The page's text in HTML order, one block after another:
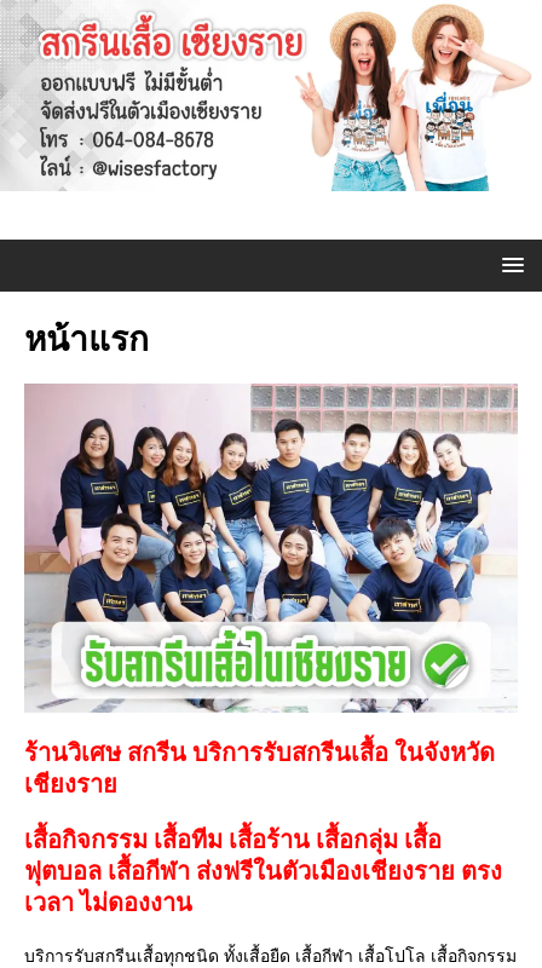
หน้าแรก
ร้านวิเศษ สกรีน บริการรับสกรีนเสื้อ ในจังหวัด
เชียงราย
เสื้อกิจกรรม เสื้อทีม เสื้อร้าน เสื้อกลุ่ม เสื้อ
ฟุตบอล เสื้อกีฬา ส่งฟรีในตัวเมืองเชียงราย ตรง
เวลา ไม่ดองงาน
บริการรับสกรีนเสื้อทุกชนิด ทั้งเสื้อยืด เสื้อกีฬา เสื้อโปโล เสื้อกิจกรรม